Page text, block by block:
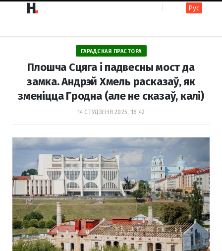
c
o
o
s
a
g
r
Рус
ГАРАДСКАЯ ПРАСТОРА
Плошча Сцяга і падвесны мост да
замка. Андрэй Хмель расказаў, як
зменіцца Гродна (але не сказаў, калі)
14 СТУДЗЕНЯ 2025, 16:42